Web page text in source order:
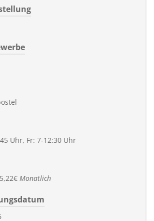
Uhr, Fr: 7-12:30 Uhr
Monatlich